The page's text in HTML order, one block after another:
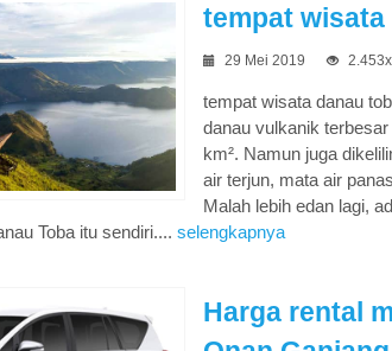
tempat
29 Mei 2019 2.453x
tempat wisata danau
danau vulkanik
km². Namun juga
air terjun, mata air
Malah lebih edan lagi,
Toba itu sendiri.... selengkapnya
Harga rental